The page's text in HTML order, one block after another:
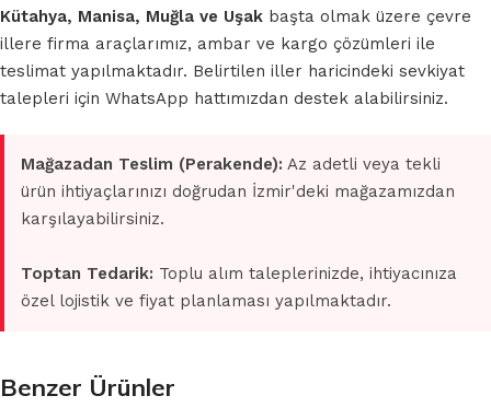
Kütahya, Manisa, Muğla ve Uşak başta olmak üzere çevre
illere firma araçlarımız, ambar ve kargo çözümleri ile
teslimat yapılmaktadır. Belirtilen iller haricindeki sevkiyat
talepleri için WhatsApp hattımızdan destek alabilirsiniz.
Mağazadan Teslim (Perakende): Az adetli veya tekli
ürün ihtiyaçlarınızı doğrudan İzmir'deki mağazamızdan
karşılayabilirsiniz.
Toptan Tedarik: Toplu alım taleplerinizde, ihtiyacınıza
özel lojistik ve fiyat planlaması yapılmaktadır.
Benzer Ürünler